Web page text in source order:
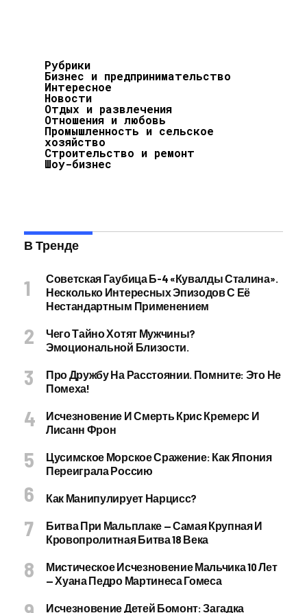
Рубрики
Бизнес и предпринимательство
Интересное
Новости
Отдых и развлечения
Отношения и любовь
Промышленность и сельское
хозяйство
Строительство и ремонт
Шоу-бизнес
В Тренде
Советская Гаубица Б-4 «Кувалды Сталина».
Несколько Интересных Эпизодов С Её
Нестандартным Применением
Чего Тайно Хотят Мужчины?
Эмоциональной Близости.
Про Дружбу На Расстоянии. Помните: Это Не
Помеха!
Исчезновение И Смерть Крис Кремерс И
Лисанн Фрон
Цусимское Морское Сражение: Как Япония
Переиграла Россию
Как Манипулирует Нарцисс?
Битва При Мальплаке — Самая Крупная И
Кровопролитная Битва 18 Века
Мистическое Исчезновение Мальчика 10 Лет
— Хуана Педро Мартинеса Гомеса
Исчезновение Детей Бомонт: Загадка